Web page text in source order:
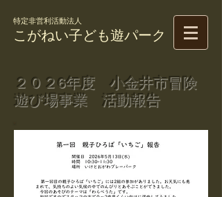
特定非営利活動法人
こがねい子ども遊パーク
２０２6年度 小金井市冒険
遊び場事業 活動報告